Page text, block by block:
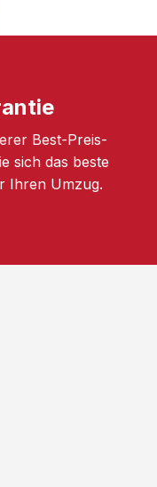
Best-Preis-
sich das beste
Ihren Umzug.